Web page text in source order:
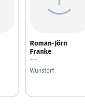
Roman-Jörn
Franke
---
Wunstorf